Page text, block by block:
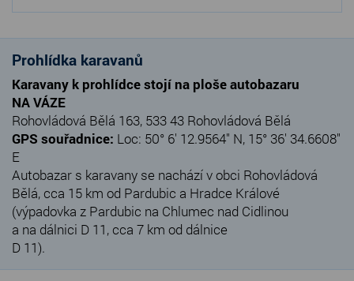
Prohlídka karavanů
Karavany k prohlídce stojí na ploše autobazaru
NA VÁZE
Rohovládová Bělá 163, 533 43 Rohovládová Bělá
GPS souřadnice: Loc: 50° 6' 12.9564" N, 15° 36' 34.6608"
E
Autobazar s karavany se nachází v obci Rohovládová
Bělá, cca 15 km od Pardubic a Hradce Králové
(výpadovka z Pardubic na Chlumec nad Cidlinou
a na dálnici D 11, cca 7 km od dálnice
D 11).